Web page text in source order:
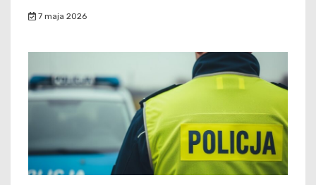
7 maja 2026